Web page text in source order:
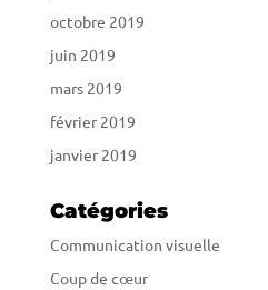
octobre 2019
juin 2019
mars 2019
février 2019
janvier 2019
Catégories
Communication visuelle
Coup de cœur